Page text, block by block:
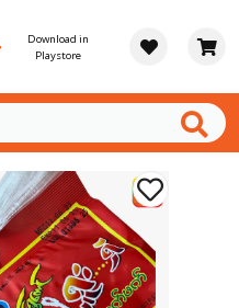
Download in
Playstore